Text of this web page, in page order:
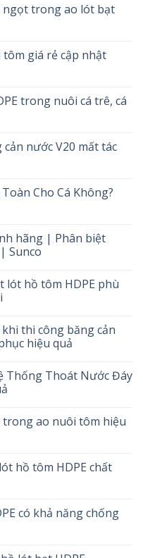
ngọt trong ao lót bạt
giá rẻ cập nhật
trong nuôi cá trê, cá
nước V20 mất tác
Cho Cá Không?
hãng | Phân biệt
Sunco
lót hồ tôm HDPE phù
thi công băng cản
hiệu quả
Thống Thoát Nước Đáy
ao nuôi tôm hiệu
hồ tôm HDPE chất
có khả năng chống